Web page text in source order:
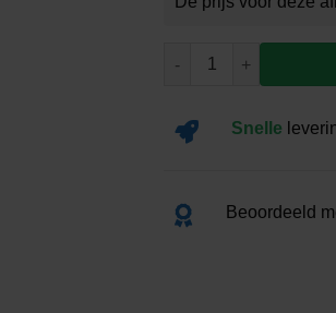
Vlag Beek aantal
Snelle
Beoordeeld